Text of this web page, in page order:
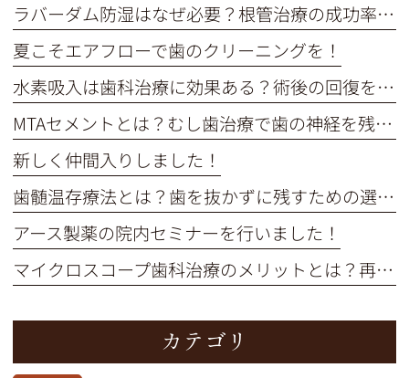
ラバーダム防湿はなぜ必要？根管治療の成功率を高める重要な役割
夏こそエアフローで歯のクリーニングを！
水素吸入は歯科治療に効果ある？術後の回復を早めるメカニズム解説
MTAセメントとは？むし歯治療で歯の神経を残す選択肢を解説
新しく仲間入りしました！
歯髄温存療法とは？歯を抜かずに残すための選択肢を解説
アース製薬の院内セミナーを行いました！
マイクロスコープ歯科治療のメリットとは？再治療を防ぎ歯を残す精密治療
カテゴリ